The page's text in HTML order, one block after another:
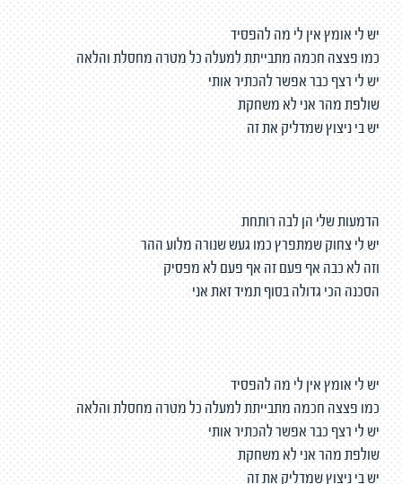
יש לי אומץ אין לי מה להפסיד
כמו פצצה חכמה מתבייתת למעלה כל מטרה מחסלת והלאה
יש לי רצף כבר אפשר להכתיר אותי
שולפת מהר אני לא משחקת
יש בי ניצוץ שמדליק את זה
הדמעות שלי הן לבה רותחת
יש לי צחוק שמתפרץ כמו געש שנורה מלוע ההר
וזה לא כבה אף פעם זה אף פעם לא מפסיק
הסכנה הכי גדולה בסוף תמיד זאת אני
יש לי אומץ אין לי מה להפסיד
כמו פצצה חכמה מתבייתת למעלה כל מטרה מחסלת והלאה
יש לי רצף כבר אפשר להכתיר אותי
שולפת מהר אני לא משחקת
יש בי ניצוץ שמדליק את זה